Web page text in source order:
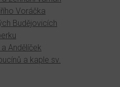
Voráčka
Budějovicích
Andělíček
a kaple sv.